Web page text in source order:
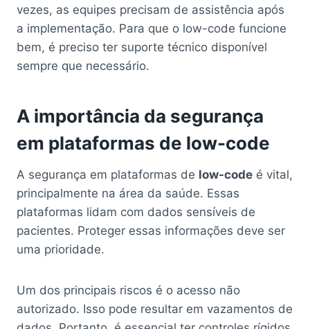
vezes, as equipes precisam de assistência após
a implementação. Para que o low-code funcione
bem, é preciso ter suporte técnico disponível
sempre que necessário.
A importância da segurança
em plataformas de low-code
A segurança em plataformas de low-code é vital,
principalmente na área da saúde. Essas
plataformas lidam com dados sensíveis de
pacientes. Proteger essas informações deve ser
uma prioridade.
Um dos principais riscos é o acesso não
autorizado. Isso pode resultar em vazamentos de